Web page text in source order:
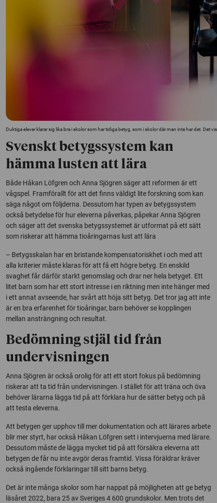
Duktiga elever klarar sig lika bra i skolor som har tidiga betyg, som i skolor där man inte har det. Det
Svenskt betygssystem kan
hämma lusten att lära
Både Håkan Löfgren och Anna Sjögren säger att reformen är ett
vågspel. Framförallt för att det finns väldigt lite forskning som kan
säga något om följderna. Dessutom har typen av betygssystem
också betydelse för hur eleverna påverkas, påpekar Anna Sjögren
och säger att det svenska betygssystemet är utformat på ett sätt
som riskerar att hämma tioåringarnas lust att lära
– Betygsskalan har en bristande kompensatoriskhet i och med att
alla kriterier måste klaras för att få ett högre betyg. En enskild
svaghet får därför starkt genomslag och drar ner hela betyget. Ett
litet barn som har ett stort intresse i en riktning men inte hänger med
i ett annat avseende, har svårt att höja sitt betyg. Det tror jag att inte
är en bra erfarenhet för tioåringar, barn behöver se kopplingen
mellan ansträngning och resultat.
Bedömning stjäl tid från
undervisningen
Anna Sjögren är också orolig för att ett stort fokus på bedömning
riskerar att ta tid från undervisningen. I stället för att träna och öva
behöver lärarna lägga tid på att förklara hur de sätter betyg och på
att testa eleverna.
Att betygen ger upphov till mer dokumentation och att lärares arbete
blir mer styrt, har också Håkan Löfgren sett i intervjuerna med lärare.
Dessutom måste de lägga mycket tid på att försäkra eleverna att
betygen de får nu inte avgör deras framtid. Vissa föräldrar kräver
också ingående förklaringar till sitt barns betyg.
Det är inte många skolor som har nappat på möjligheten att ge betyg
läsåret 2022, bara 25 av Sveriges 4 600 grundskolor. Men trots det